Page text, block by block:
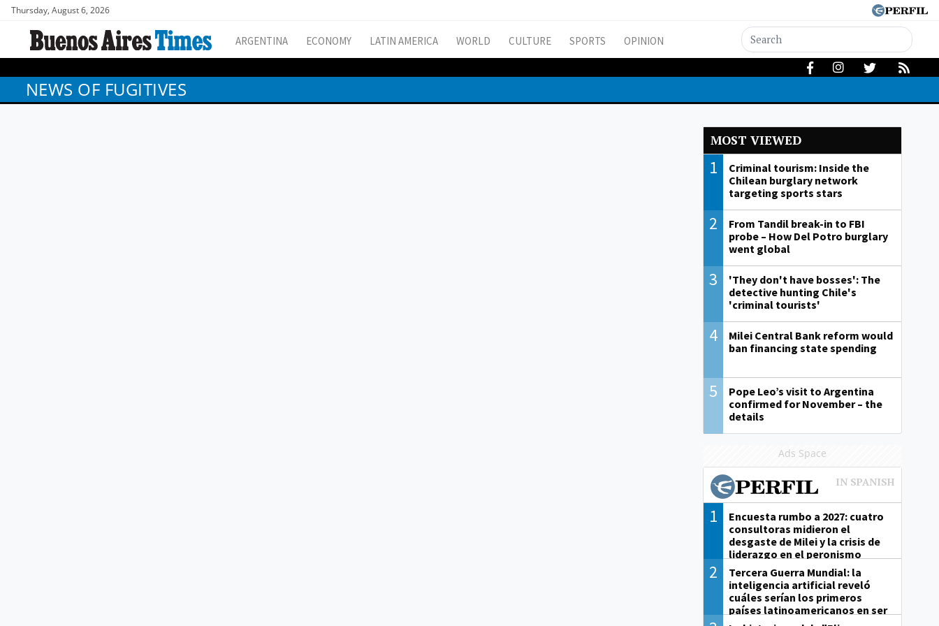
Thursday, August 6, 2026
ARGENTINA ECONOMY LATIN AMERICA WORLD CULTURE SPORTS OPINION
NEWS OF FUGITIVES
MOST VIEWED
1
Criminal tourism: Inside the
Chilean burglary network
targeting sports stars
2
From Tandil break-in to FBI
probe – How Del Potro burglary
went global
3
'They don't have bosses': The
detective hunting Chile's
'criminal tourists'
4
Milei Central Bank reform would
ban financing state spending
5
Pope Leo’s visit to Argentina
confirmed for November – the
details
Ads Space
1
Encuesta rumbo a 2027: cuatro
consultoras midieron el
desgaste de Milei y la crisis de
liderazgo en el peronismo
2
Tercera Guerra Mundial: la
inteligencia artificial reveló
cuáles serían los primeros
países latinoamericanos en ser
derrotados